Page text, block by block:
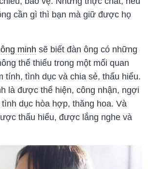
cần gì thì bạn mà giữ được họ
minh sẽ biết đàn ông có những
thể thiếu trong một mối quan
tính, tình dục và chia sẻ, thấu hiểu.
là được thể hiện, công nhận, ngợi
dục hòa hợp, thăng hoa. Và
thấu hiểu, được lắng nghe và